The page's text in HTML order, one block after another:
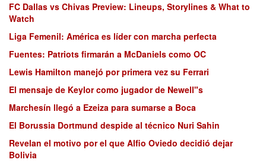
FC Dallas vs Chivas Preview: Lineups, Storylines & What to
Watch
Liga Femenil: América es líder con marcha perfecta
Fuentes: Patriots firmarán a McDaniels como OC
Lewis Hamilton manejó por primera vez su Ferrari
El mensaje de Keylor como jugador de Newell"s
Marchesín llegó a Ezeiza para sumarse a Boca
El Borussia Dortmund despide al técnico Nuri Sahin
Revelan el motivo por el que Alfio Oviedo decidió dejar
Bolivia